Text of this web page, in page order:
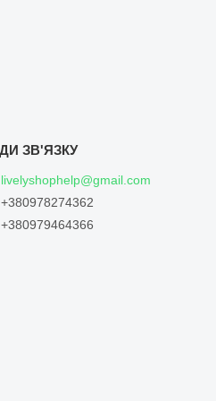
livelyshophelp@gmail.com
+380978274362
+380979464366